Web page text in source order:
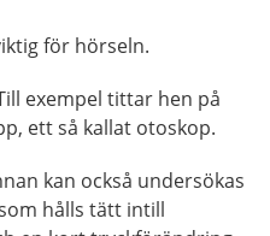
för hörseln.
exempel tittar hen på
ett så kallat otoskop.
kan också undersökas
hålls tätt intill